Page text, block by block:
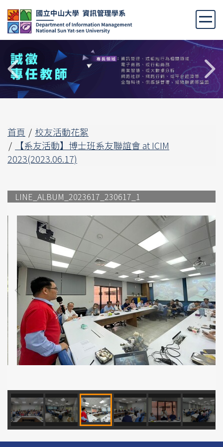
跳
到
主
要
內
容
區
首頁
校友活動花絮
【系友活動】博士班系友聯誼會 at ICIM
2023(2023.06.17)
LINE_ALBUM_2023617_230617_1